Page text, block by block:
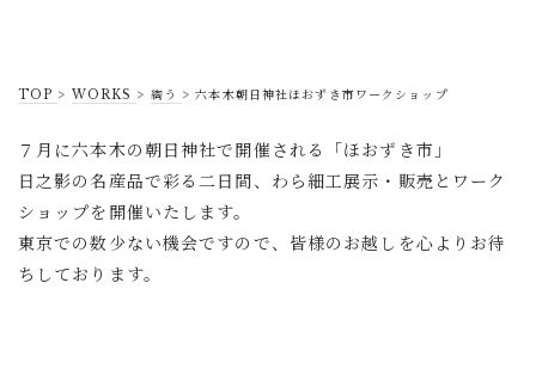
TOP > WORKS > 綯う >六本木朝日神社ほおずき市ワークショップ
７月に六本木の朝日神社で開催される「ほおずき市」
日之影の名産品で彩る二日間、わら細工展示・販売とワーク
ショップを開催いたします。
東京での数少ない機会ですので、皆様のお越しを心よりお待
ちしております。